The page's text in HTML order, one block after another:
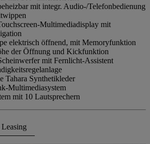
mit integr. Audio-/Telefonbedienung
Multimediadisplay mit
elektrisch öffnend, mit Memoryfunktion
der Öffnung und Kickfunktion
mit Fernlicht-Assistent
Tahara Synthetikleder
Multimediasystem
mit 10 Lautsprechern